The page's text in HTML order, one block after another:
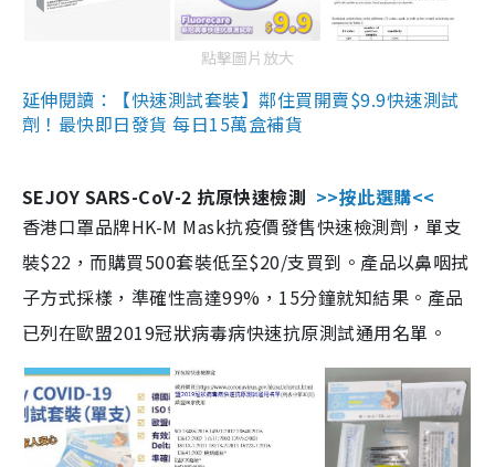
點擊圖片放大
延伸閱讀：【快速測試套裝】鄰住買開賣$9.9快速測試
劑！最快即日發貨 每日15萬盒補貨
SEJOY SARS-CoV-2 抗原快速檢測 >>按此選購<<
香港口罩品牌HK-M Mask抗疫價發售快速檢測劑，單支
裝$22，而購買500套裝低至$20/支買到。產品以鼻咽拭
子方式採樣，準確性高達99%，15分鐘就知結果。產品
已列在歐盟2019冠狀病毒病快速抗原測試通用名單。